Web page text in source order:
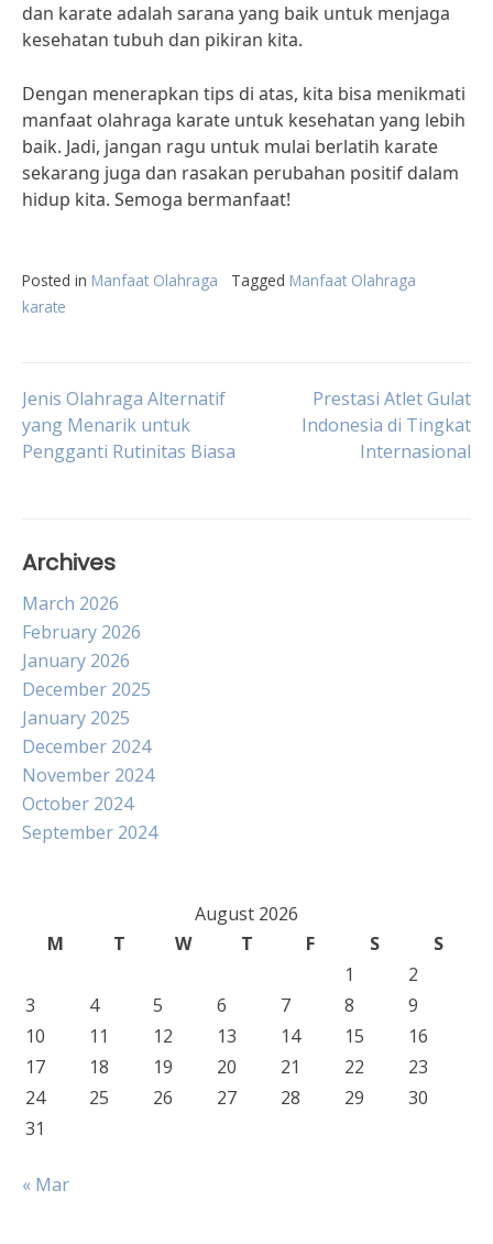
dan karate adalah sarana yang baik untuk menjaga
kesehatan tubuh dan pikiran kita.
Dengan menerapkan tips di atas, kita bisa menikmati
manfaat olahraga karate untuk kesehatan yang lebih
baik. Jadi, jangan ragu untuk mulai berlatih karate
sekarang juga dan rasakan perubahan positif dalam
hidup kita. Semoga bermanfaat!
Posted in Manfaat Olahraga Tagged Manfaat Olahraga
karate
Post
navigation
Jenis Olahraga Alternatif
yang Menarik untuk
Pengganti Rutinitas Biasa
Prestasi Atlet Gulat
Indonesia di Tingkat
Internasional
Archives
March 2026
February 2026
January 2026
December 2025
January 2025
December 2024
November 2024
October 2024
September 2024
August 2026
M
T W T F S
S
1
2
3
4 5 6 7 8
9
10
11 12 13 14 15
16
17
18 19 20 21 22
23
24
25 26 27 28 29
30
31
« Mar